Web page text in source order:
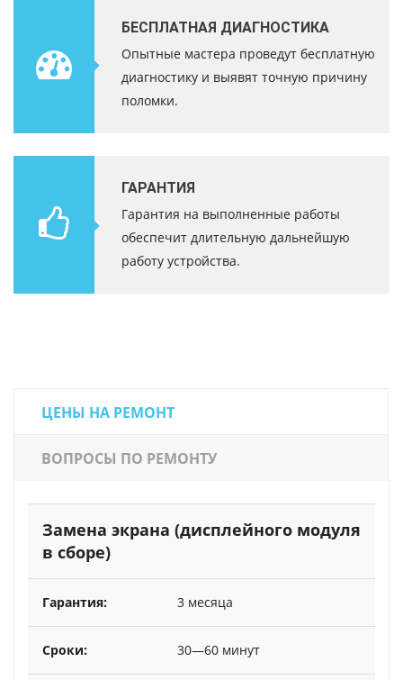
БЕСПЛАТНАЯ ДИАГНОСТИКА
Опытные мастера проведут бесплатную
диагностику и выявят точную причину
поломки.
ГАРАНТИЯ
Гарантия на выполненные работы
обеспечит длительную дальнейшую
работу устройства.
ЦЕНЫ НА РЕМОНТ
ВОПРОСЫ ПО РЕМОНТУ
Замена экрана (дисплейного модуля
в сборе)
3 месяца
30—60 минут